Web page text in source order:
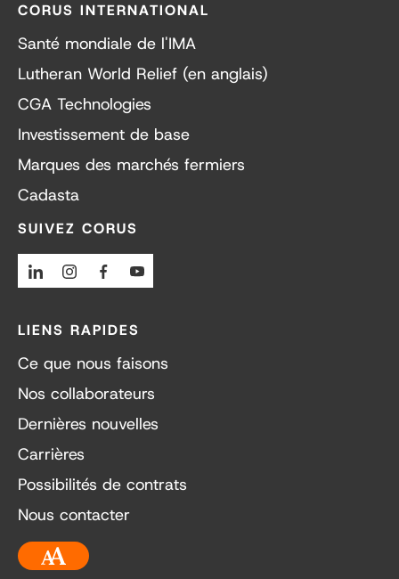
CORUS INTERNATIONAL
Santé mondiale de l'IMA
Lutheran World Relief (en anglais)
CGA Technologies
Investissement de base
Marques des marchés fermiers
Cadasta
SUIVEZ CORUS
LinkedinInstagramFacebook
LIENS RAPIDES
Ce que nous faisons
Nos collaborateurs
Dernières nouvelles
Carrières
Possibilités de contrats
Nous contacter